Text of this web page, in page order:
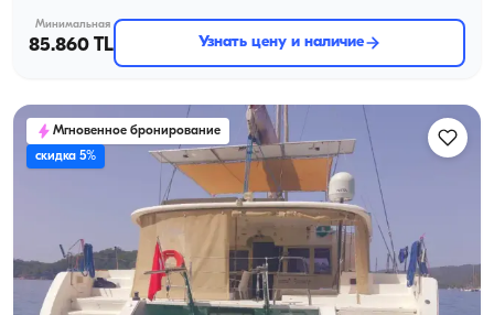
Минимальная
85.860 TL Узнать цену и наличие
Мгновенное бронирование
скидка 5%